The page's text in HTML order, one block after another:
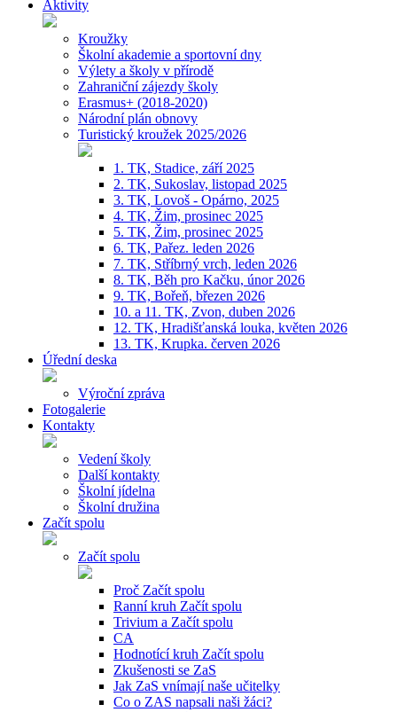
Aktivity
Kroužky
Školní akademie a sportovní dny
Výlety a školy v přírodě
Zahraniční zájezdy školy
Erasmus+ (2018-2020)
Národní plán obnovy
Turistický kroužek 2025/2026
1. TK, Stadice, září 2025
2. TK, Sukoslav, listopad 2025
3. TK, Lovoš - Opárno, 2025
4. TK, Žim, prosinec 2025
5. TK, Žim, prosinec 2025
6. TK, Pařez. leden 2026
7. TK, Stříbrný vrch, leden 2026
8. TK, Běh pro Kačku, únor 2026
9. TK, Bořeň, březen 2026
10. a 11. TK, Zvon, duben 2026
12. TK, Hradišťanská louka, květen 2026
13. TK, Krupka. červen 2026
Úřední deska
Výroční zpráva
Fotogalerie
Kontakty
Vedení školy
Další kontakty
Školní jídelna
Školní družina
Začít spolu
Začít spolu
Proč Začít spolu
Ranní kruh Začít spolu
Trivium a Začít spolu
CA
Hodnotící kruh Začít spolu
Zkušenosti se ZaS
Jak ZaS vnímají naše učitelky
Co o ZAS napsali naši žáci?